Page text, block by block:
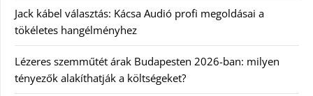
Jack kábel választás: Kácsa Audió profi megoldásai a
tökéletes hangélményhez
Lézeres szemműtét árak Budapesten 2026-ban: milyen
tényezők alakíthatják a költségeket?